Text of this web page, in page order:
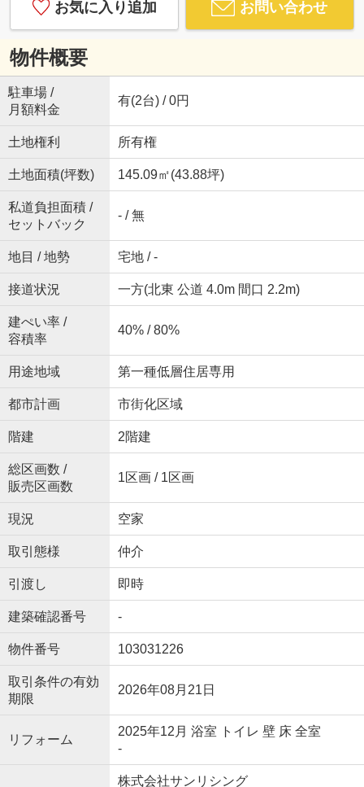
お気に入り追加 お問い合わせ
物件概要
駐車場 /
月額料金
有(2台) / 0円
土地権利 所有権
土地面積(坪数) 145.09㎡(43.88坪)
私道負担面積 /
セットバック
- / 無
地目 / 地勢 宅地 / -
接道状況 一方(北東 公道 4.0m 間口 2.2m)
建ぺい率 /
容積率
40% / 80%
用途地域 第一種低層住居専用
都市計画 市街化区域
階建 2階建
総区画数 /
販売区画数
1区画 / 1区画
現況 空家
取引態様 仲介
引渡し 即時
建築確認番号 -
物件番号 103031226
取引条件の有効
期限
2026年08月21日
リフォーム
2025年12月 浴室 トイレ 壁 床 全室
-
株式会社サンリシング